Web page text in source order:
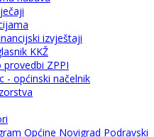
izvještaji
KKŽ
provedbi ZPPI
- općinski načelnik
Općine Novigrad Podravski